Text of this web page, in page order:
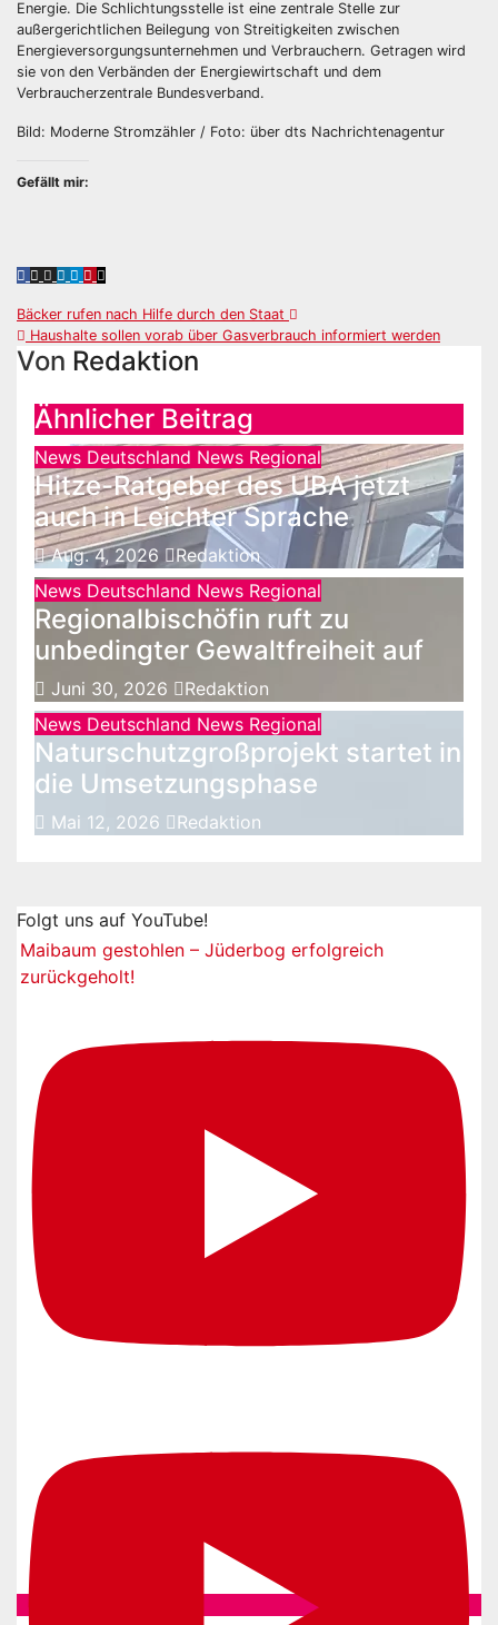
Energie. Die Schlichtungsstelle ist eine zentrale Stelle zur
außergerichtlichen Beilegung von Streitigkeiten zwischen
Energieversorgungsunternehmen und Verbrauchern. Getragen wird
sie von den Verbänden der Energiewirtschaft und dem
Verbraucherzentrale Bundesverband.
Bild: Moderne Stromzähler / Foto: über dts Nachrichtenagentur
Gefällt mir:
Beitragsnavigation
Bäcker rufen nach Hilfe durch den Staat
Haushalte sollen vorab über Gasverbrauch informiert werden
Von Redaktion
Ähnlicher Beitrag
News Deutschland News Regional
Hitze-Ratgeber des UBA jetzt
auch in Leichter Sprache
Aug. 4, 2026
Redaktion
News Deutschland News Regional
Regionalbischöfin ruft zu
unbedingter Gewaltfreiheit auf
Juni 30, 2026
Redaktion
News Deutschland News Regional
Naturschutzgroßprojekt startet in
die Umsetzungsphase
Mai 12, 2026 Redaktion
Folgt uns auf YouTube!
Maibaum gestohlen – Jüderbog erfolgreich
zurückgeholt!